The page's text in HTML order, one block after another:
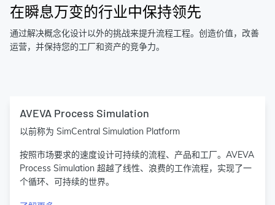
在瞬息万变的行业中保持领先
通过解决概念化设计以外的挑战来提升流程工程。创造价值，改善
运营，并保持您的工厂和资产的竞争力。
AVEVA Process Simulation
以前称为 SimCentral Simulation Platform
按照市场要求的速度设计可持续的流程、产品和工厂。AVEVA
Process Simulation 超越了线性、浪费的工作流程，实现了一
个循环、可持续的世界。